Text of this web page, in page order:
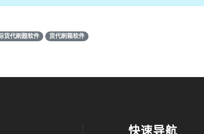
货代刷题软件 货代刷箱软件
快速导航